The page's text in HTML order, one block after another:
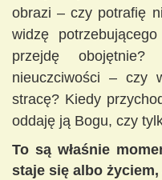
obrazi – czy potrafię
widzę
przejdę
nieuczciwości – czy
stracę? Kiedy
oddaję ją Bogu, czy
To są właśnie
staje się albo